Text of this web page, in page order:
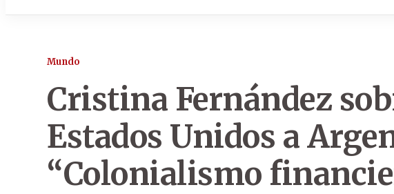
Mundo
Cristina Fernández
Estados Unidos a
“Colonialismo